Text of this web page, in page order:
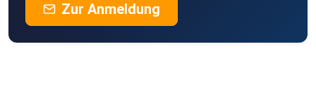
Zur Anmeldung